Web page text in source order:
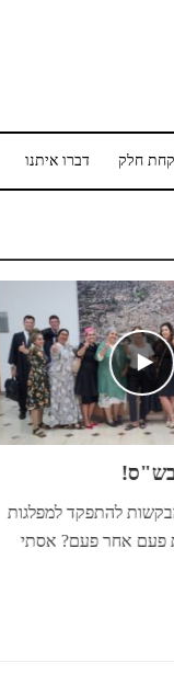
חלק דברו איתנו
בש"ס!
המבקשות להתפקד למפלגות
פעם אחר פעם? אסתי